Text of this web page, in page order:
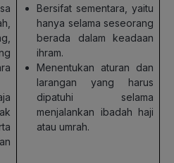
Bersifat sementara, yaitu
hanya selama seseorang
berada dalam keadaan
ihram.
Menentukan aturan dan
larangan yang harus
dipatuhi selama
menjalankan ibadah haji
atau umrah.